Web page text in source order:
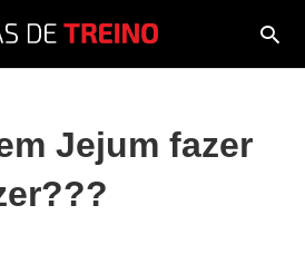
Jejum fazer